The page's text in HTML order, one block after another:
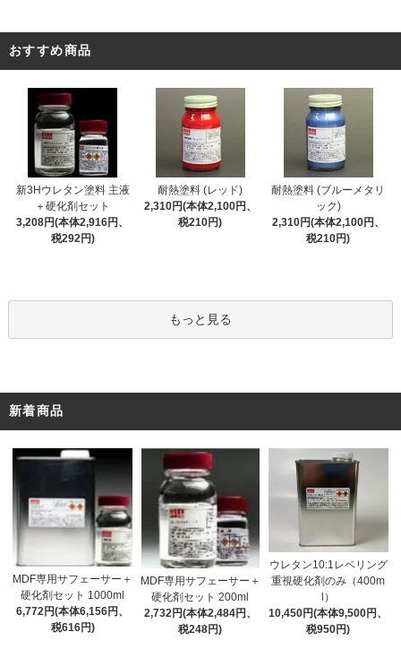
おすすめ商品
新3Hウレタン塗料 主液
＋硬化剤セット
3,208円(本体2,916円、
税292円)
耐熱塗料 (レッド)
2,310円(本体2,100円、
税210円)
耐熱塗料 (ブルーメタリ
ック)
2,310円(本体2,100円、
税210円)
もっと見る
新着商品
MDF専用サフェーサー＋
硬化剤セット 1000ml
6,772円(本体6,156円、
税616円)
MDF専用サフェーサー＋
硬化剤セット 200ml
2,732円(本体2,484円、
税248円)
ウレタン10:1レベリング
重視硬化剤のみ（400m
l）
10,450円(本体9,500円、
税950円)